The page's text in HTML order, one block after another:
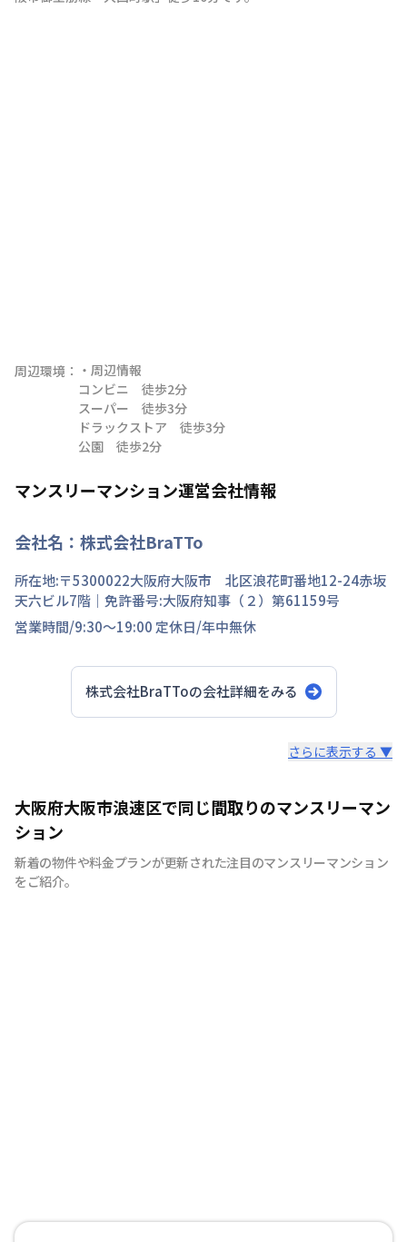
周辺環境： ・周辺情報
コンビニ　徒歩2分
スーパー　徒歩3分
ドラックストア　徒歩3分
公園　徒歩2分
マンスリーマンション運営会社情報
会社名： 株式会社BraTTo
所在地:〒5300022大阪府大阪市 北区浪花町番地12-24赤坂
天六ビル7階 ｜免許番号:大阪府知事（２）第61159号
営業時間/9:30～19:00 定休日/年中無休
株式会社BraTToの会社詳細をみる
全国の主要都市を中心に、即日から利用可能なウィークリ
ーマンションやマンスリーマンションを紹介しておりま
す。大学受験、単身赴任など様々な用途でお使い いただ
ける『BraTTo×weekly＆monthly』をぜひご利用くださ
い。 敷金・礼金はかかりません。電気・ガス・水道の手
さらに表示する ▼
大阪府大阪市浪速区で同じ間取りのマンスリーマン
ション
新着の物件や料金プランが更新された注目のマンスリーマンション
をご紹介。